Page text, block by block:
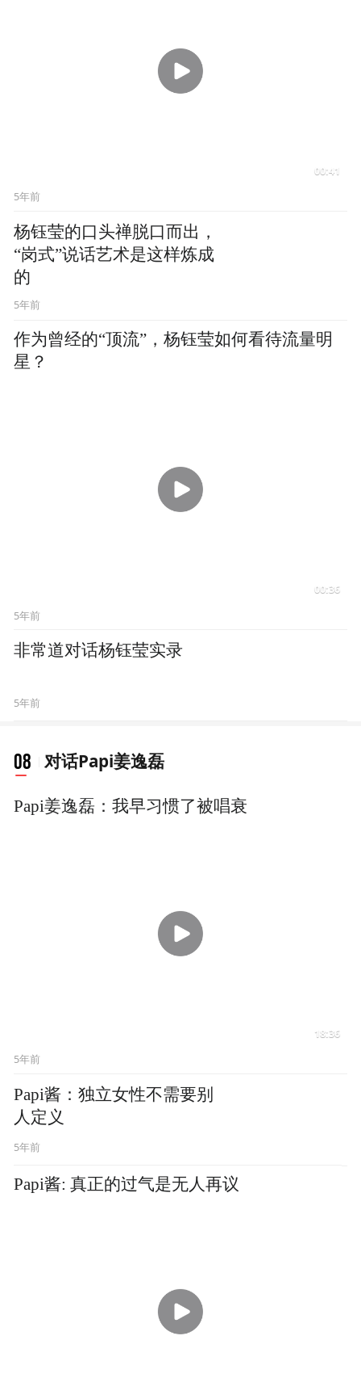
“岗式”说话艺术是这样炼成
的
5年前
作为曾经的“顶流”，杨钰莹如何看待流量明
星？
08 对话Papi姜逸磊
Papi姜逸磊：我早习惯了被唱衰
Papi酱：独立女性不需要别